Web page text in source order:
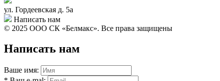
ул. Гордеевская д. 5а
Написать нам
© 2025 ООО СК «Белмакс». Все права защищены
Написать нам
Ваше имя: